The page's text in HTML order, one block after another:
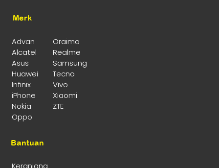
Merk
Advan
Oraimo
Alcatel
Realme
Asus
Samsung
Huawei
Tecno
Infinix
Vivo
iPhone
Xiaomi
Nokia
ZTE
Oppo
Bantuan
Keranjang